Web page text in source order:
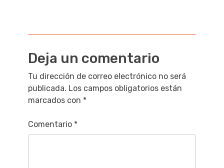
Navegación
entradas
Deja un comentario
Tu dirección de correo electrónico no será
publicada. Los campos obligatorios están
marcados con *
Comentario *